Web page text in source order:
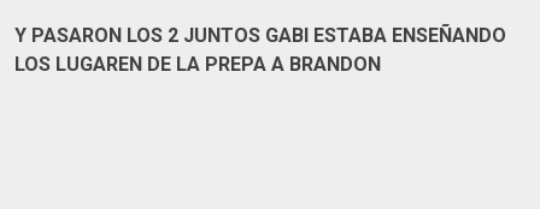
Y PASARON LOS 2 JUNTOS GABI ESTABA ENSEÑANDO
LOS LUGAREN DE LA PREPA A BRANDON